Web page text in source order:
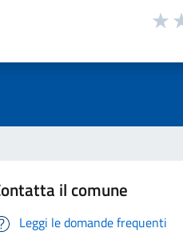
il comune
Leggi le domande frequenti